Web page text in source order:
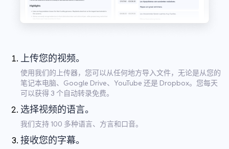
上传您的视频。
使用我们的上传器，您可以从任何地方导入文件，无论是从您的
笔记本电脑、Google Drive、YouTube 还是 Dropbox。您每天
可以获得 3 个自动转录免费。
选择视频的语言。
我们支持 100 多种语言、方言和口音。
接收您的字幕。